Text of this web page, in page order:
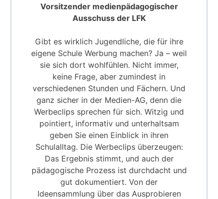
Vorsitzender medienpädagogischer
Ausschuss der LFK
Gibt es wirklich Jugendliche, die für ihre
eigene Schule Werbung machen? Ja – weil
sie sich dort wohlfühlen. Nicht immer,
keine Frage, aber zumindest in
verschiedenen Stunden und Fächern. Und
ganz sicher in der Medien-AG, denn die
Werbeclips sprechen für sich. Witzig und
pointiert, informativ und unterhaltsam
geben Sie einen Einblick in ihren
Schulalltag. Die Werbeclips überzeugen:
Das Ergebnis stimmt, und auch der
pädagogische Prozess ist durchdacht und
gut dokumentiert. Von der
Ideensammlung über das Ausprobieren